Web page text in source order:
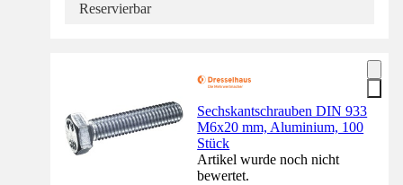
Reservierbar
Sechskantschrauben DIN 933
M6x20 mm, Aluminium, 100
Stück
Artikel wurde noch nicht
bewertet.